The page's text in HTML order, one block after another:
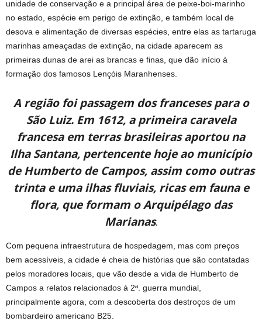
unidade de conservação e a principal área de peixe-boi-marinho
no estado, espécie em perigo de extinção, e também local de
desova e alimentação de diversas espécies, entre elas as tartaruga
marinhas ameaçadas de extinção, na cidade aparecem as
primeiras dunas de arei as brancas e finas, que dão início à
formação dos famosos Lençóis Maranhenses.
A região foi passagem dos franceses para o
São Luiz. Em 1612, a primeira caravela
francesa em terras brasileiras aportou na
Ilha Santana, pertencente hoje ao município
de Humberto de Campos, assim como outras
trinta e uma ilhas fluviais, ricas em fauna e
flora, que formam o Arquipélago das
Marianas.
Com pequena infraestrutura de hospedagem, mas com preços
bem acessíveis, a cidade é cheia de histórias que são contatadas
pelos moradores locais, que vão desde a vida de Humberto de
Campos a relatos relacionados à 2ª. guerra mundial,
principalmente agora, com a descoberta dos destroços de um
bombardeiro americano B25.